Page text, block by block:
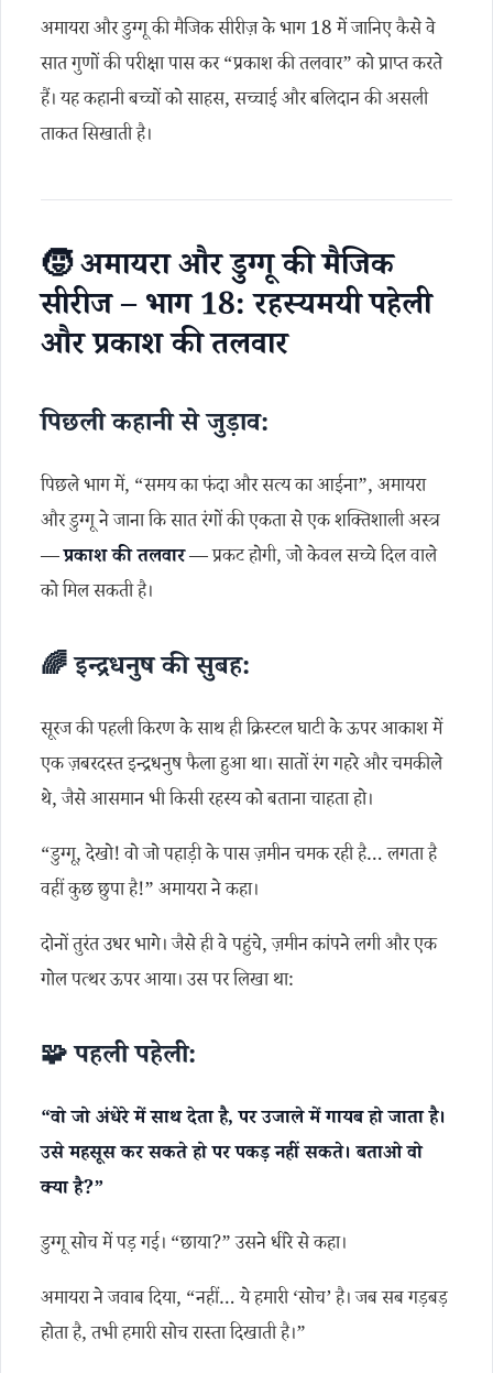
अमायरा और डुग्गू की मैजिक सीरीज़ के भाग 18 में जानिए कैसे वे
सात गुणों की परीक्षा पास कर “प्रकाश की तलवार” को प्राप्त करते
हैं। यह कहानी बच्चों को साहस, सच्चाई और बलिदान की असली
ताकत सिखाती है।
🧒 अमायरा और डुग्गू की मैजिक
सीरीज – भाग 18: रहस्यमयी पहेली
और प्रकाश की तलवार
पिछली कहानी से जुड़ाव:
पिछले भाग में, “समय का फंदा और सत्य का आईना”, अमायरा
और डुग्गू ने जाना कि सात रंगों की एकता से एक शक्तिशाली अस्त्र
—प्रकाश की तलवार— प्रकट होगी, जो केवल सच्चे दिल वाले
को मिल सकती है।
🌈 इन्द्रधनुष की सुबह:
सूरज की पहली किरण के साथ ही क्रिस्टल घाटी के ऊपर आकाश में
एक ज़बरदस्त इन्द्रधनुष फैला हुआ था। सातों रंग गहरे और चमकीले
थे, जैसे आसमान भी किसी रहस्य को बताना चाहता हो।
“डुग्गू, देखो! वो जो पहाड़ी के पास ज़मीन चमक रही है… लगता है
वहीं कुछ छुपा है!” अमायरा ने कहा।
दोनों तुरंत उधर भागे। जैसे ही वे पहुंचे, ज़मीन कांपने लगी और एक
गोल पत्थर ऊपर आया। उस पर लिखा था:
🧩 पहली पहेली:
“वो जो अंधेरे में साथ देता है, पर उजाले में गायब हो जाता है।
उसे महसूस कर सकते हो पर पकड़ नहीं सकते। बताओ वो
क्या है?”
डुग्गू सोच में पड़ गई। “छाया?” उसने धीरे से कहा।
अमायरा ने जवाब दिया, “नहीं… ये हमारी ‘सोच’ है। जब सब गड़बड़
होता है, तभी हमारी सोच रास्ता दिखाती है।”